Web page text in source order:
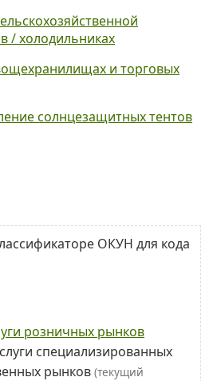
/ холодильниках
и торговых
солнцезащитных тентов
ОКУН для кода
розничных рынков
специализированных
рынков (текущий